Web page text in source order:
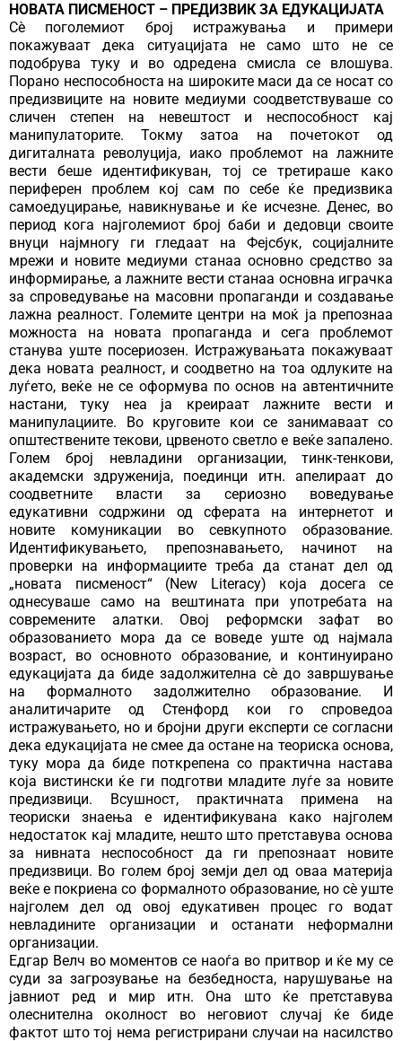
НОВАТА ПИСМЕНОСТ – ПРЕДИЗВИК ЗА ЕДУКАЦИЈАТА
Сѐ поголемиот број истражувања и примери
покажуваат дека ситуацијата не само што не се
подобрува туку и во одредена смисла се влошува.
Порано неспособноста на широките маси да се носат со
предизвиците на новите медиуми соодветствуваше со
сличен степен на невештост и неспособност кај
манипулаторите. Токму затоа на почетокот од
дигиталната револуција, иако проблемот на лажните
вести беше идентификуван, тој се третираше како
периферен проблем кој сам по себе ќе предизвика
самоедуцирање, навикнување и ќе исчезне. Денес, во
период кога најголемиот број баби и дедовци своите
внуци најмногу ги гледаат на Фејсбук, социјалните
мрежи и новите медиуми станаа основно средство за
информирање, а лажните вести станаа основна играчка
за спроведување на масовни пропаганди и создавање
лажна реалност. Големите центри на моќ ја препознаа
можноста на новата пропаганда и сега проблемот
станува уште посериозен. Истражувањата покажуваат
дека новата реалност, и соодветно на тоа одлуките на
луѓето, веќе не се оформува по основ на автентичните
настани, туку неа ја креираат лажните вести и
манипулациите. Во круговите кои се занимаваат со
општествените текови, црвеното светло е веќе запалено.
Голем број невладини организации, тинк-тенкови,
академски здруженија, поединци итн. апелираат до
соодветните власти за сериозно воведување
едукативни содржини од сферата на интернетот и
новите комуникации во севкупното образование.
Идентификувањето, препознавањето, начинот на
проверки на информациите треба да станат дел од
„новата писменост“ (New Literacy) која досега се
однесуваше само на вештината при употребата на
современите алатки. Овој реформски зафат во
образованието мора да се воведе уште од најмала
возраст, во основното образование, и континуирано
едукацијата да биде задолжителна сѐ до завршување
на формалното задолжително образование. И
аналитичарите од Стенфорд кои го спроведоа
истражувањето, но и бројни други експерти се согласни
дека едукацијата не смее да остане на теориска основа,
туку мора да биде поткрепена со практична настава
која вистински ќе ги подготви младите луѓе за новите
предизвици. Всушност, практичната примена на
теориски знаења е идентификувана како најголем
недостаток кај младите, нешто што претставува основа
за нивната неспособност да ги препознаат новите
предизвици. Во голем број земји дел од оваа материја
веќе е покриена со формалното образование, но сѐ уште
најголем дел од овој едукативен процес го водат
невладините организации и останати неформални
организации.
Едгар Велч во моментов се наоѓа во притвор и ќе му се
суди за загрозување на безбедноста, нарушување на
јавниот ред и мир итн. Она што ќе претставува
олеснителна околност во неговиот случај ќе биде
фактот што тој нема регистрирани случаи на насилство